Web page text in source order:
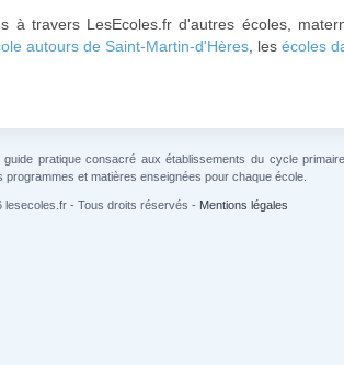
à travers LesEcoles.fr d'autres écoles,
autours de Saint-Martin-d'Hères , les écoles
pratique consacré aux établissements du cycle
programmes et matières enseignées pour chaque école.
lesecoles.fr - Tous droits réservés - Mentions légales